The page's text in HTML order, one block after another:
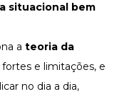
situacional bem
a teoria da
e limitações, e
no dia a dia,